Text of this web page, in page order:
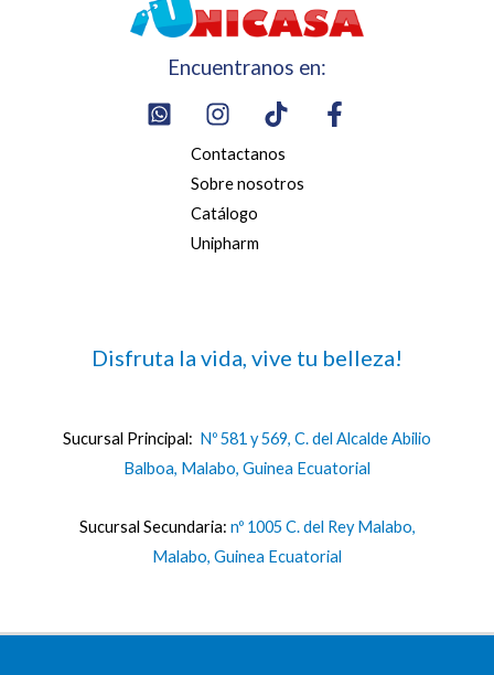
Encuentranos en:
Contactanos
Sobre nosotros
Catálogo
Unipharm
Disfruta la vida, vive tu belleza!
Sucursal Principal: Nº 581 y 569, C. del Alcalde Abilio
Balboa, Malabo, Guinea Ecuatorial
Sucursal Secundaria: nº 1005 C. del Rey Malabo,
Malabo, Guinea Ecuatorial